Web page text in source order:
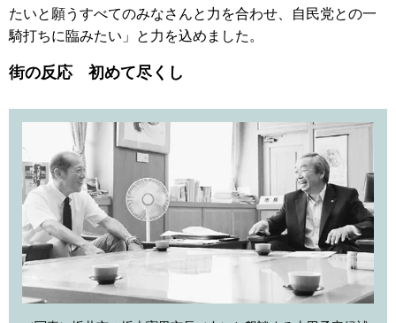
たいと願うすべてのみなさんと力を合わせ、自民党との一
騎打ちに臨みたい」と力を込めました。
街の反応 初めて尽くし